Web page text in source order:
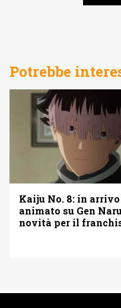
Potrebbe
Kaiju No. 8: in
animato su Gen
novità per il